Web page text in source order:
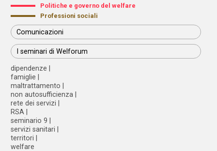
Politiche e governo del welfare
Professioni sociali
Comunicazioni
I seminari di Welforum
dipendenze
famiglie
maltrattamento
non autosufficienza
rete dei servizi
RSA
seminario 9
servizi sanitari
territori
welfare